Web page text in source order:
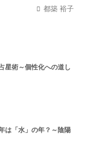
都築 裕子
星術～個性化への道し
は「水」の年？～陰陽